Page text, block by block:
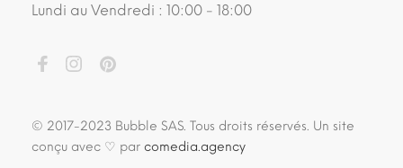
Lundi au Vendredi : 10:00 - 18:00
© 2017-2023 Bubble SAS. Tous droits réservés. Un site
conçu avec ♡ par comedia.agency